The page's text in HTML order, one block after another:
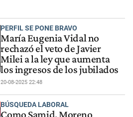
PERFIL SE PONE BRAVO
María Eugenia Vidal no
rechazó el veto de Javier
Milei a la ley que aumenta
los ingresos de los jubilados
20-08-2025 22:48
BÚSQUEDA LABORAL
Como Samid, Moreno